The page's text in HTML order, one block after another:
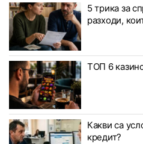
5 трика за
разходи,
ТОП 6
Какви са
кредит?